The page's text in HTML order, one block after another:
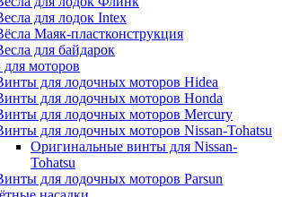
для лодок Intex
Маяк-пластконструкция
для байдарок
моторов
для лодочных моторов Hidea
для лодочных моторов Honda
для лодочных моторов Mercury
для лодочных моторов Nissan-Tohatsu
Оригинальные винты для Nissan-
Tohatsu
для лодочных моторов Parsun